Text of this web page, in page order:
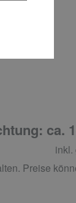
ca.
inkl.
Preise